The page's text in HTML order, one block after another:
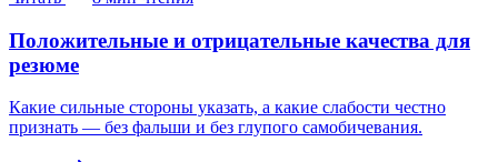
Положительные и отрицательные качества для
резюме
Какие сильные стороны указать, а какие слабости честно
признать — без фальши и без глупого самобичевания.